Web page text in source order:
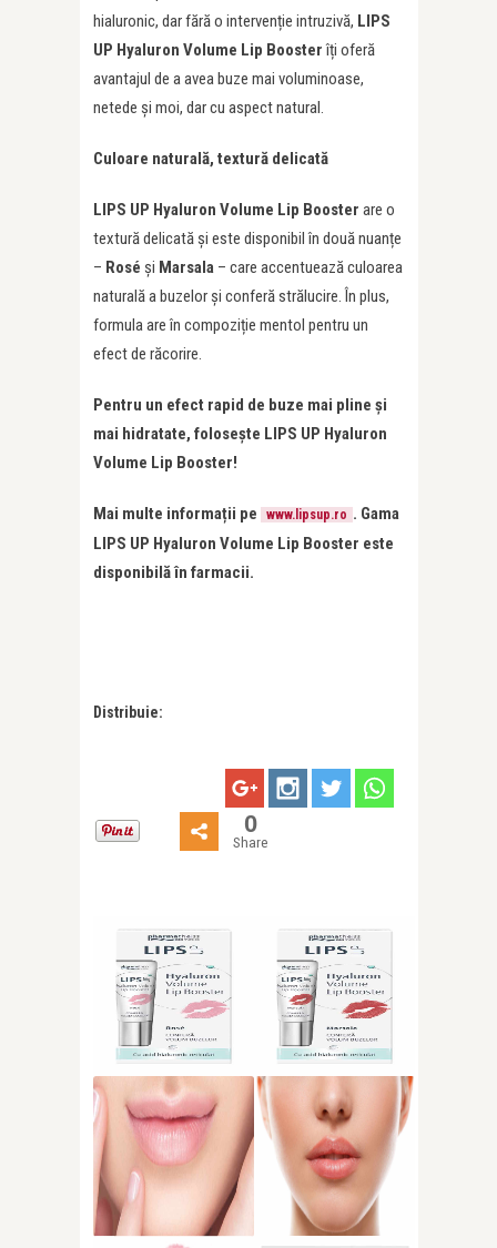
hialuronic, dar fără o intervenție intruzivă, LIPS
UP Hyaluron Volume Lip Boosterîți oferă
avantajul de a avea buze mai voluminoase,
netede și moi, dar cu aspect natural.
Culoare naturală, textură delicată
LIPS UP Hyaluron Volume Lip Booster are o
textură delicată și este disponibil în două nuanțe
– Rosé și Marsala – care accentuează culoarea
naturală a buzelor și conferă strălucire. În plus,
formula are în compoziție mentol pentru un
efect de răcorire.
Pentru un efect rapid de buze mai pline și
mai hidratate, folosește LIPS UP Hyaluron
Volume Lip Booster!
Mai multe informații pe www.lipsup.ro . Gama
LIPS UP Hyaluron Volume Lip Booster este
disponibilă în farmacii.
Distribuie:
0
Share